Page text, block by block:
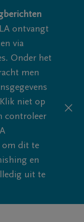
ontvangt
via
Onder het
men
niet op
controleer
om dit te
en
uit te